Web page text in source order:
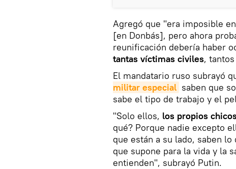
Agregó que "era imposible
[en Donbás], pero ahora
reunificación debería haber
tantas víctimas civiles,
El mandatario ruso subrayó
militar especial saben que
sabe el tipo de trabajo y el
"Solo ellos, los propios
qué? Porque nadie excepto
que están a su lado, saben
que supone para la vida y la
entienden", subrayó Putin.